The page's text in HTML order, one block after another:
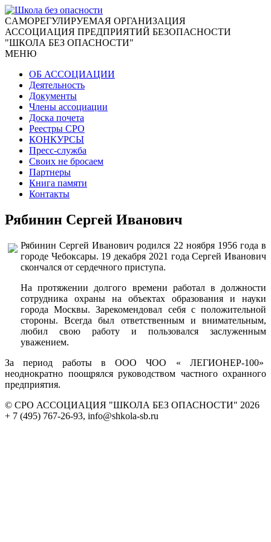
CАМОРЕГУЛИРУЕМАЯ ОРГАНИЗАЦИЯ
АССОЦИАЦИЯ ПРЕДПРИЯТИЙ БЕЗОПАСНОСТИ
"ШКОЛА БЕЗ ОПАСНОСТИ"
МЕНЮ
ОБ АССОЦИАЦИИ
Деятельность
Документы
Члены ассоциации
Доска почета
Реестры СРО
КОНКУРСЫ
Пресс-служба
Своих не бросаем
Партнеры
Книга памяти
Контакты
Рябинин Сергей Иванович
Рябинин Сергей Иванович родился 22 ноября 1956 года в
городе Чебоксары. 19 декабря 2021 года Сергей Иванович
скончался от сердечного приступа.
На протяжении долгого времени работал в должности
сотрудника охраны на объектах образования и науки
города Москвы. Зарекомендовал себя с положительной
стороны. Всегда был ответственным и внимательным,
любил свою работу и пользовался заслуженным
уважением.
За период работы в ООО ЧОО « ЛЕГИОНЕР-100»
неоднократно поощрялся руководством частного охранного
предприятия.
© СРО АССОЦИАЦИЯ "ШКОЛА БЕЗ ОПАСНОСТИ" 2026
+ 7 (495) 767-26-93, info@shkola-sb.ru